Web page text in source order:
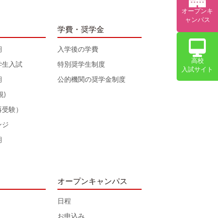
生入試
)
験）
ジ
学費・奨学金
入学後の学費
特別奨学生制度
公的機関の奨学金制度
オープンキャンパス
日程
お申込み
オープンキ
ャンパス
高校
入試サイト